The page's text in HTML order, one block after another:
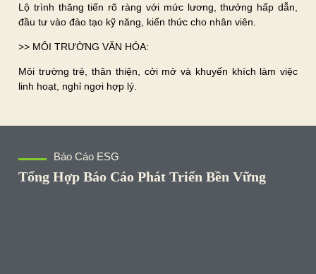
Lộ trình thăng tiến rõ ràng với mức lương, thưởng hấp dẫn,
đầu tư vào đào tạo kỹ năng, kiến thức cho nhân viên.
>> MÔI TRƯỜNG VĂN HÓA:
Môi trường trẻ, thân thiện, cởi mở và khuyến khích làm việc
linh hoạt, nghỉ ngơi hợp lý.
Báo Cáo ESG
Tổng Hợp Báo Cáo Phát Triển Bền Vững